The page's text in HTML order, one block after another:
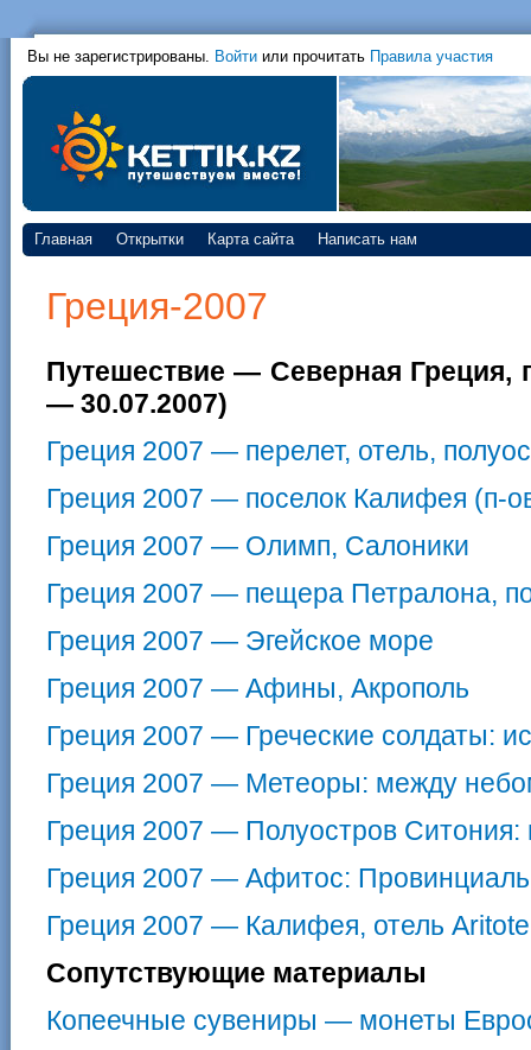
Вы не зарегистрированы. Войти или прочитать Правила участия
Главная Открытки Карта сайта Написать нам
Греция-2007
Путешествие — Северная Греция,
— 30.07.2007)
Греция 2007 — перелет, отель,
Греция 2007 — поселок Калифея (п-
Греция 2007 — Олимп, Салоники
Греция 2007 — пещера Петралона,
Греция 2007 — Эгейское море
Греция 2007 — Афины, Акрополь
Греция 2007 — Греческие солдаты:
Греция 2007 — Метеоры: между
Греция 2007 — Полуостров Ситония:
Греция 2007 — Афитос:
Греция 2007 — Калифея, отель
Сопутствующие материалы
Копеечные сувениры — монеты